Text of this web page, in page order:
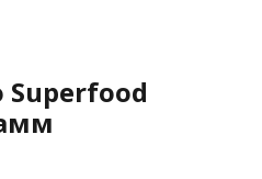
Superfood